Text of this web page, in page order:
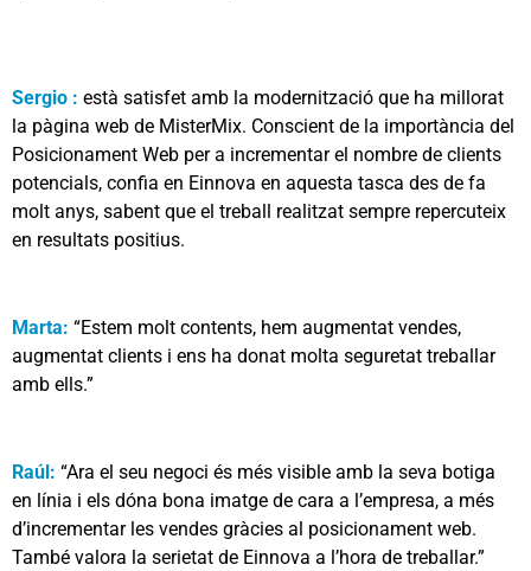
Sergio : està satisfet amb la modernització que ha millorat
la pàgina web de MisterMix. Conscient de la importància del
Posicionament Web per a incrementar el nombre de clients
potencials, confia en Einnova en aquesta tasca des de fa
molt anys, sabent que el treball realitzat sempre repercuteix
en resultats positius.
Marta: “Estem molt contents, hem augmentat vendes,
augmentat clients i ens ha donat molta seguretat treballar
amb ells.”
Raúl: “Ara el seu negoci és més visible amb la seva botiga
en línia i els dóna bona imatge de cara a l’empresa, a més
d’incrementar les vendes gràcies al posicionament web.
També valora la serietat de Einnova a l’hora de treballar.”